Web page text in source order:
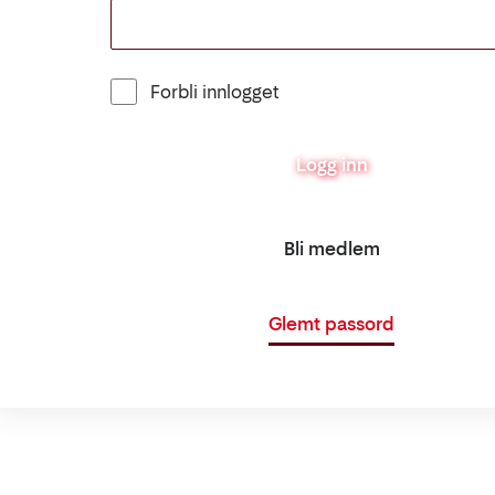
Forbli innlogget
Logg inn
Bli medlem
Glemt passord